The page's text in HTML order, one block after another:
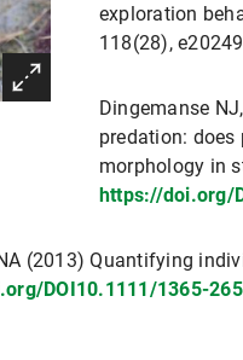
exploration
118(28),
Dingemanse
predation:
morphology in
https://doi.org/
(2013) Quantifying
DOI10.1111/1365-